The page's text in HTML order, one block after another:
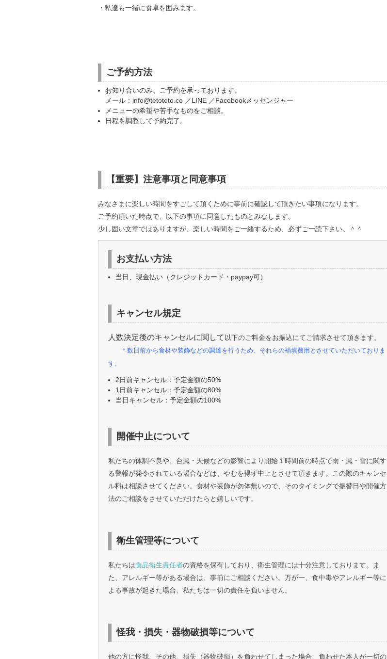
・私達も一緒に食卓を囲みます。
ご予約方法
お知り合いのみ、ご予約を承っております。
メール：info@tetoteto.co ／LINE ／Facebookメッセンジャー
メニューの希望や苦手なものをご相談。
日程を調整して予約完了。
【重要】注意事項と同意事項
みなさまに楽しい時間をすごして頂くために事前に確認して頂きたい事項になります。
ご予約頂いた時点で、以下の事項に同意したものとみなします。
少し固い文章ではありますが、楽しい時間をご一緒するため、必ずご一読下さい。＾＾
お支払い方法
当日、現金払い（クレジットカード・paypay可）
キャンセル規定
人数決定後のキャンセルに関して 以下のご料金をお振込にてご請求させて頂きます。
＊数日前から食材や装飾などの調達を行うため、それらの補填費用とさせていただいておりま
す。
2日前キャンセル：予定金額の50%
1日前キャンセル：予定金額の80%
当日キャンセル：予定金額の100%
開催中止について
私たちの体調不良や、台風・天候などの影響により開始１時間前の時点で雨・風・雪に関す
る警報が発令されている場合などは、やむを得ず中止とさせて頂きます。この際のキャンセ
ル料は相談させてください。食材や装飾が勿体無いので、そのタイミングで振替日や開催方
法のご相談をさせていただけたらと嬉しいです。
衛生管理等について
私たちは食品衛生責任者の資格を保有しており、衛生管理には十分注意しております。ま
た、アレルギー等がある場合は、事前にご相談ください。万が一、食中毒やアレルギー等に
よる事故が起きた場合、私たちは一切の責任を負いません。
怪我・損失・器物破損等について
他の方に怪我、その他、損失（器物破損）を負わせてしまった場合、負わせた本人が一切の